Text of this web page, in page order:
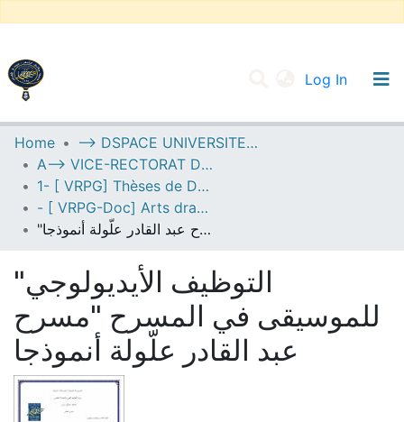
Log In
UNIVERSITY OF D.L SIDI BEL ABBES
Communities & Collections
All of DSpace
Statistics
Home
--> DSPACE UNIVERSITE DJILALLI LIABES DE SIDI BEL ABBES
A--> VICE-RECTORAT DE LA POST-GRADUATION
1- [ VRPG] Thèses de Doctorat
- [ VRPG-Doc] Arts dramatiques --- فنون درامية
"التوظيف الأيديولوجي للموسيقى في المسرح "مسرح عبد القادر علّولة أنموذجا
"التوظيف الأيديولوجي
للموسيقى في المسرح "مسرح
عبد القادر علّولة أنموذجا